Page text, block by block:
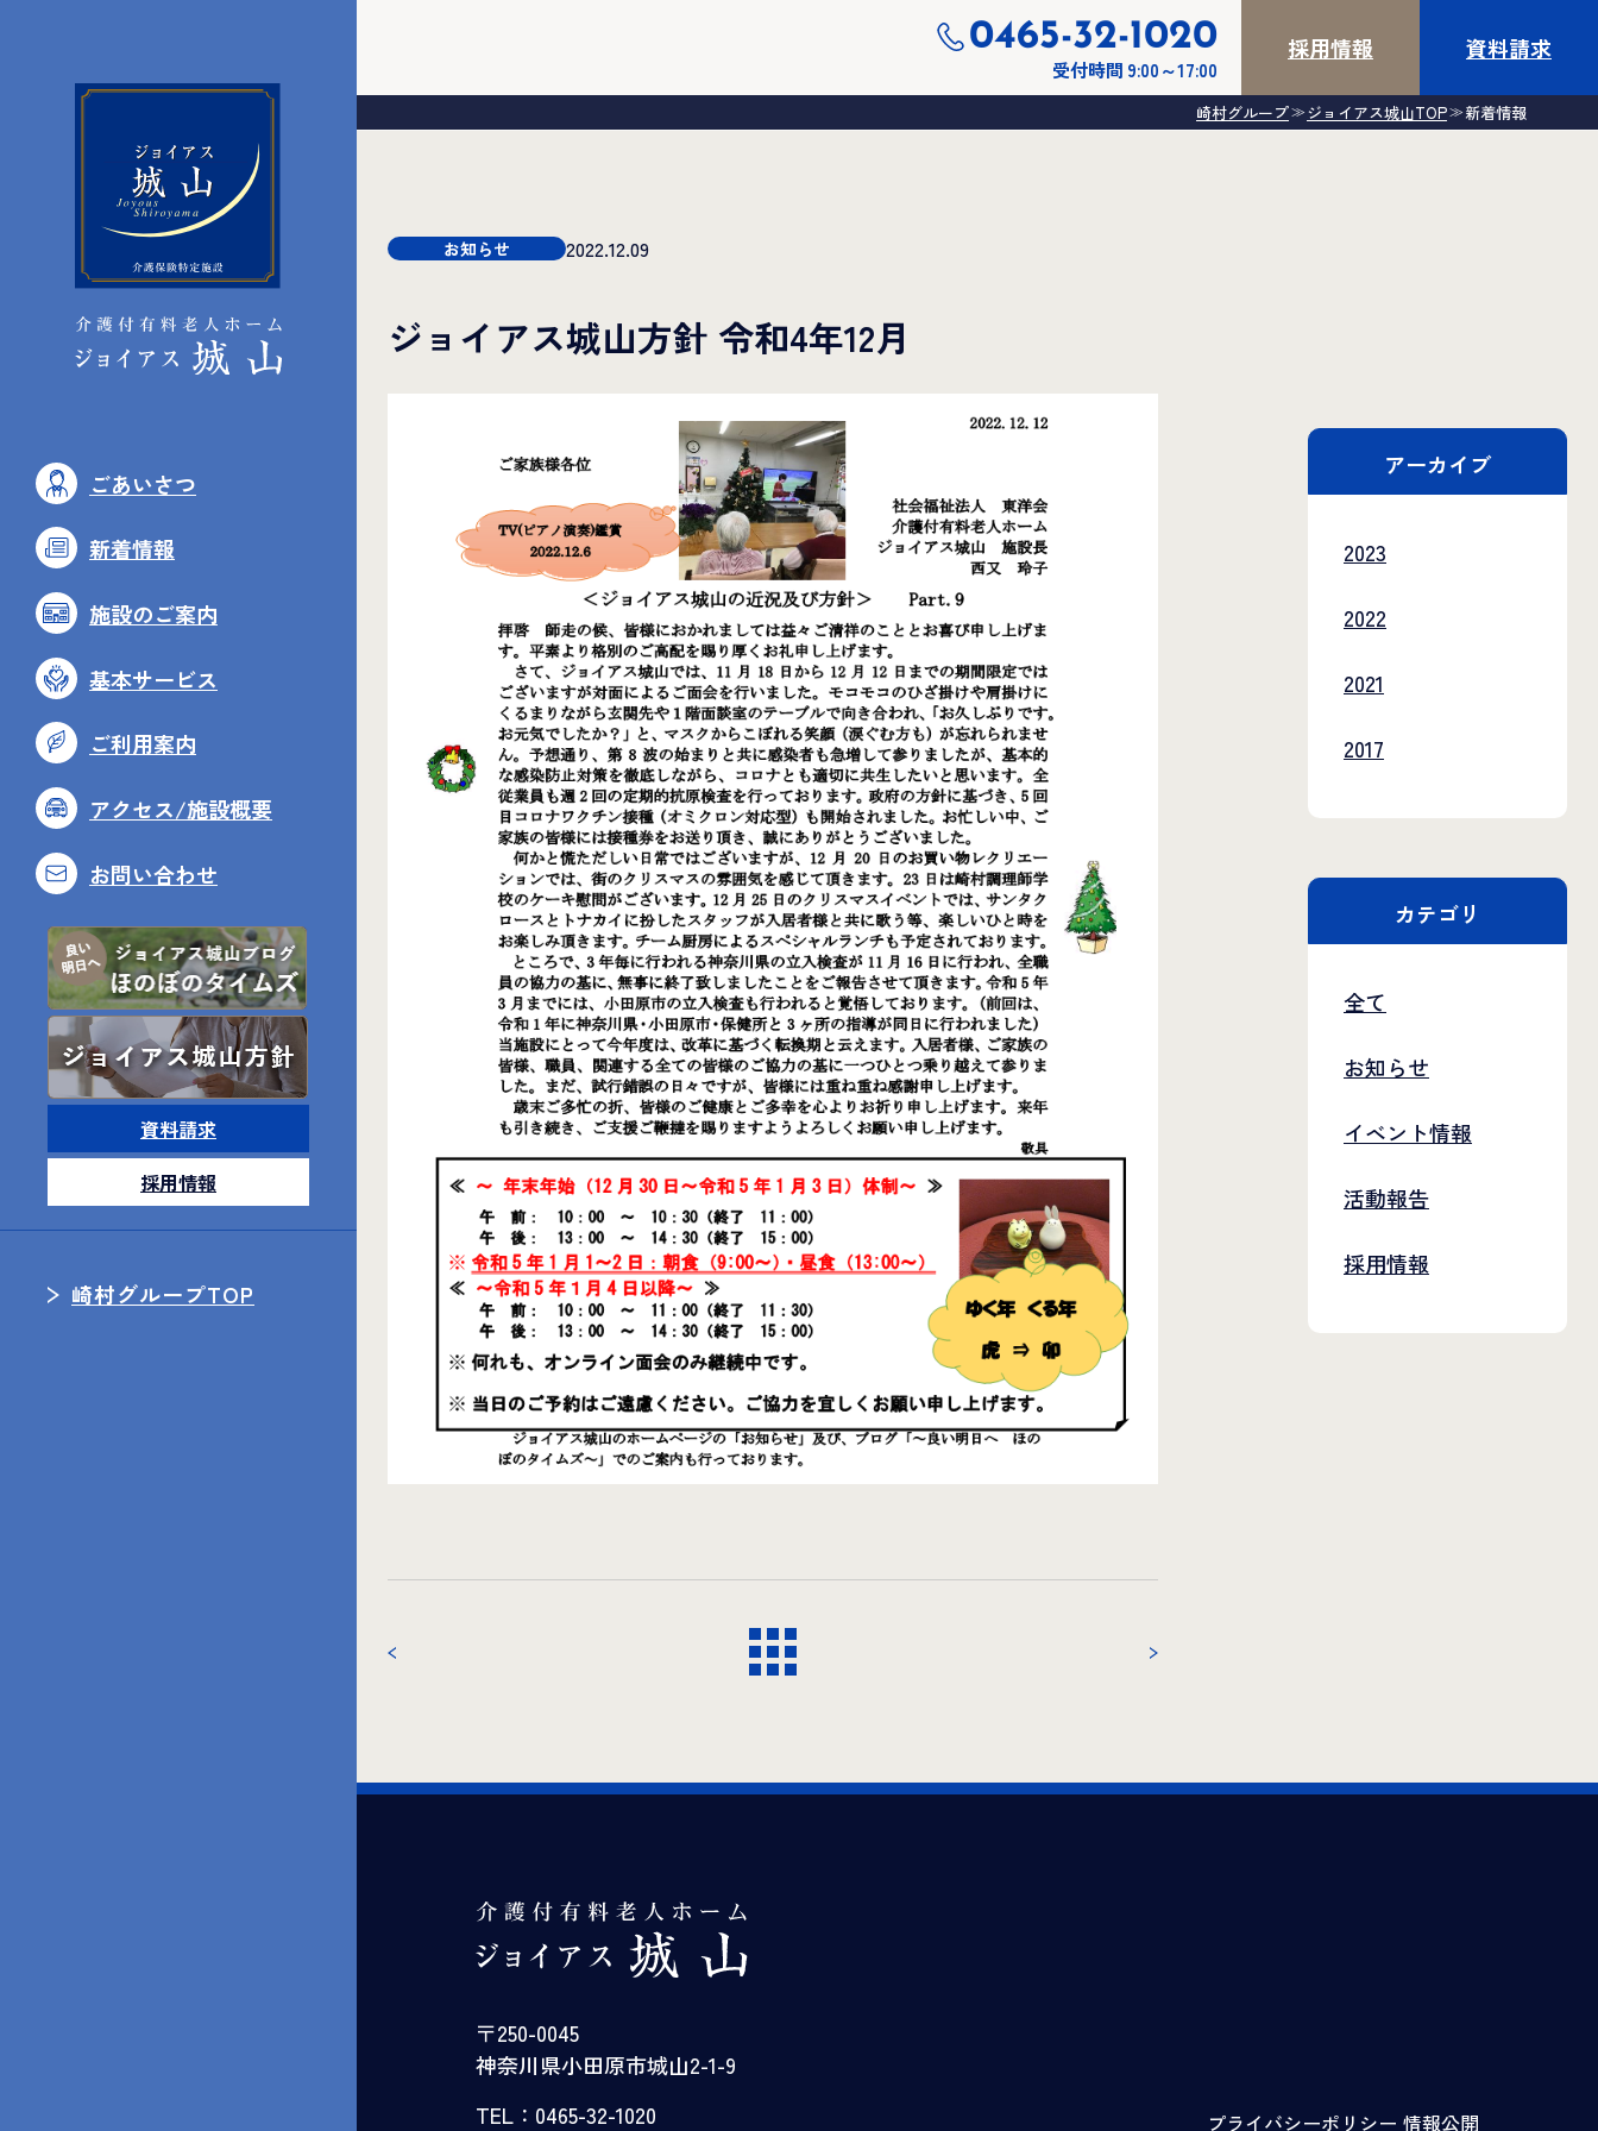
0465-32-1020
受付時間 9:00～17:00
採用情報 資料請求
ごあいさつ
新着情報
施設のご案内
基本サービス
ご利用案内
アクセス/施設概要
お問い合わせ
資料請求
採用情報
崎村グループTOP
崎村グループ≫ ジョイアス城山TOP≫ 新着情報
お知らせ 2022.12.09
ジョイアス城山方針 令和4年12月
アーカイブ
2023
2022
2021
2017
カテゴリ
全て
お知らせ
イベント情報
活動報告
採用情報
〒250-0045
神奈川県小田原市城山2-1-9
TEL：0465-32-1020
プライバシーポリシー 情報公開